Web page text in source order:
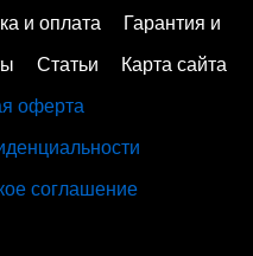
и оплата Гарантия и
Статьи Карта сайта
оферта
соглашение